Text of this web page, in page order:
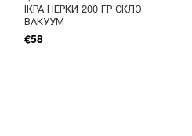
ІКРА НЕРКИ 200 ГР СКЛО
ВАКУУМ
€58